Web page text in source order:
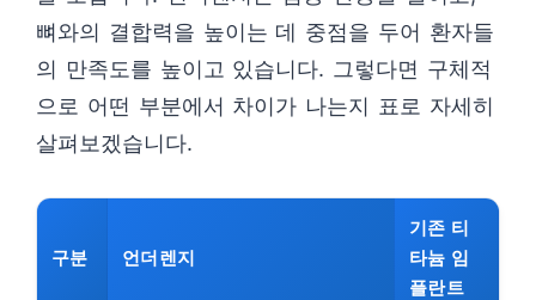
뼈와의 결합력을 높이는 데 중점을 두어 환자들
의 만족도를 높이고 있습니다. 그렇다면 구체적
으로 어떤 부분에서 차이가 나는지 표로 자세히
살펴보겠습니다.
구분 언더렌지
기존 티
타늄 임
플란트